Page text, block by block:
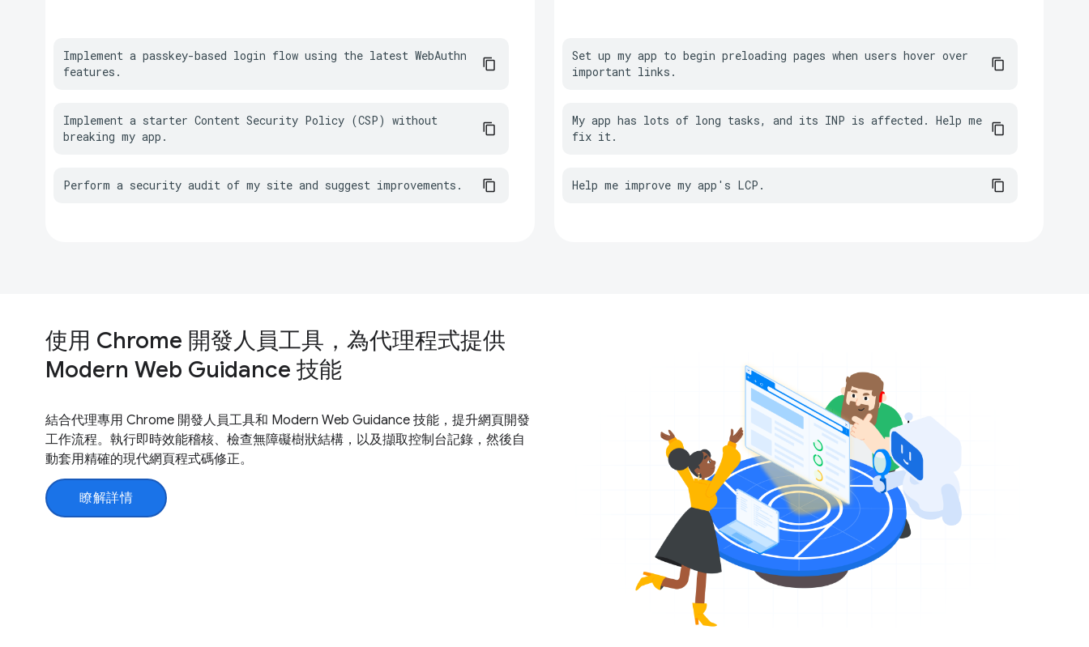
Implement a passkey-based login flow using the latest WebAuthn
features.
Implement a starter Content Security Policy (CSP) without
breaking my app.
Perform a security audit of my site and suggest improvements.
Set up my app to begin preloading pages when users hover over
important links.
My app has lots of long tasks, and its INP is affected. Help me
fix it.
Help me improve my app's LCP.
使用 Chrome 開發人員工具，為代理程式提供
Modern Web Guidance 技能
結合代理專用 Chrome 開發人員工具和 Modern Web Guidance 技能，提升網頁開發
工作流程。執行即時效能稽核、檢查無障礙樹狀結構，以及擷取控制台記錄，然後自
動套用精確的現代網頁程式碼修正。
瞭解詳情